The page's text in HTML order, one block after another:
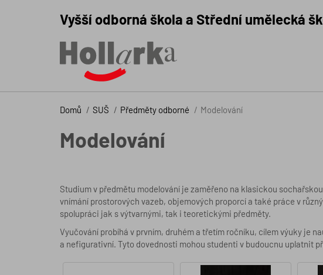
Vyšší odborná škola a Střední umělecká
Domů SUŠ Předměty odborné Modelování
Modelování
Studium v předmětu modelování je zaměřeno na klasickou
vnímání prostorových vazeb, objemových proporcí a také práce v
spolupráci jak s výtvarnými, tak i teoretickými předměty.
Vyučování probíhá v prvním, druhém a třetím ročníku, cílem výuky je
a nefigurativní. Tyto dovednosti mohou studenti v budoucnu uplatnit